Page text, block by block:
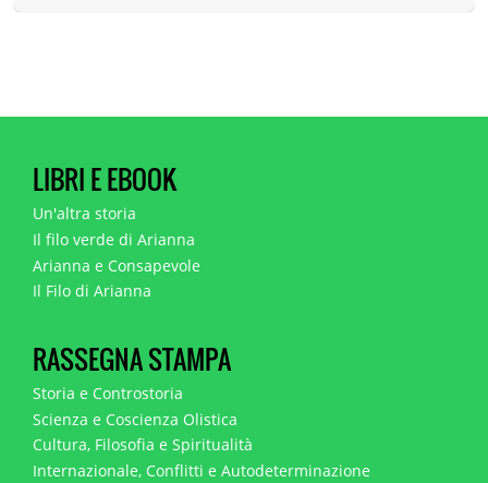
LIBRI E EBOOK
Un'altra storia
Il filo verde di Arianna
Arianna e Consapevole
Il Filo di Arianna
RASSEGNA STAMPA
Storia e Controstoria
Scienza e Coscienza Olistica
Cultura, Filosofia e Spiritualità
Internazionale, Conflitti e Autodeterminazione